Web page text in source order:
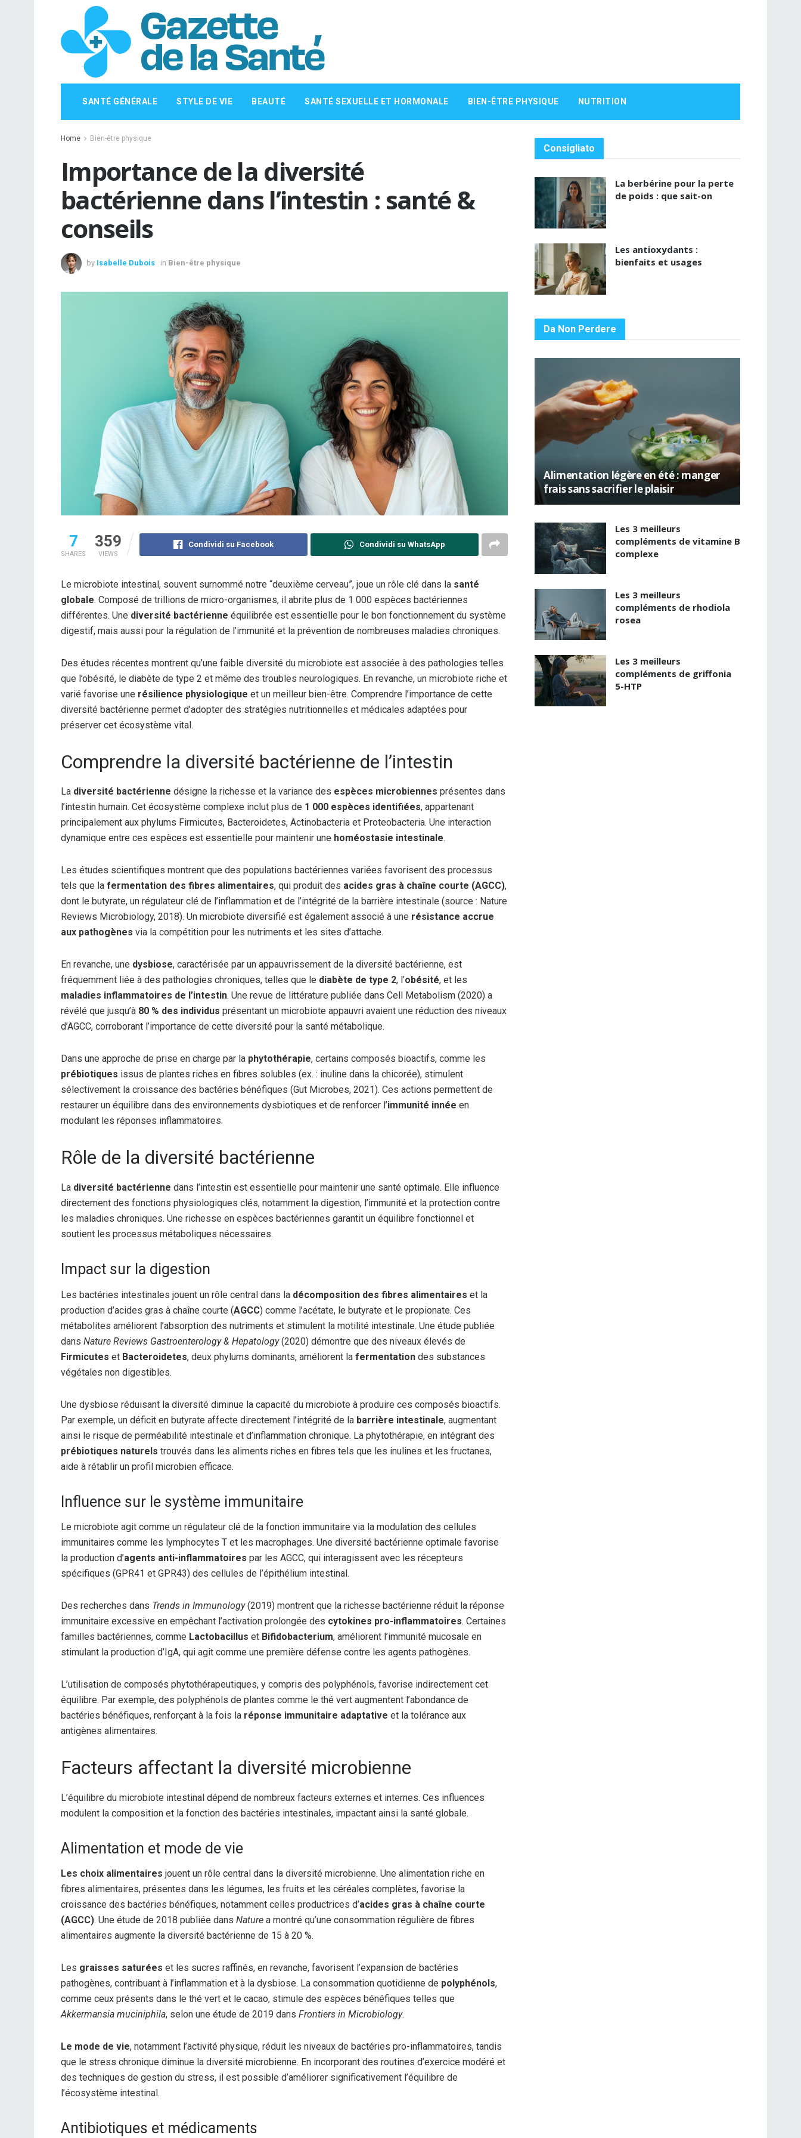
SANTÉ GÉNÉRALE STYLE DE VIE BEAUTÉ SANTÉ SEXUELLE ET HORMONALE BIEN-ÊTRE PHYSIQUE NUTRITION
Home Bien-être physique
Importance de la diversité
bactérienne dans l’intestin : santé &
conseils
by Isabelle Dubois in Bien-être physique
7
SHARES
359
VIEWS
Condividi su Facebook Condividi su WhatsApp
Le microbiote intestinal, souvent surnommé notre “deuxième cerveau”, joue un rôle clé dans la santé
globale. Composé de trillions de micro-organismes, il abrite plus de 1 000 espèces bactériennes
différentes. Une diversité bactérienne équilibrée est essentielle pour le bon fonctionnement du système
digestif, mais aussi pour la régulation de l’immunité et la prévention de nombreuses maladies chroniques.
Des études récentes montrent qu’une faible diversité du microbiote est associée à des pathologies telles
que l’obésité, le diabète de type 2 et même des troubles neurologiques. En revanche, un microbiote riche et
varié favorise une résilience physiologique et un meilleur bien-être. Comprendre l’importance de cette
diversité bactérienne permet d’adopter des stratégies nutritionnelles et médicales adaptées pour
préserver cet écosystème vital.
Comprendre la diversité bactérienne de l’intestin
La diversité bactérienne désigne la richesse et la variance des espèces microbiennes présentes dans
l’intestin humain. Cet écosystème complexe inclut plus de 1 000 espèces identifiées, appartenant
principalement aux phylums Firmicutes, Bacteroidetes, Actinobacteria et Proteobacteria. Une interaction
dynamique entre ces espèces est essentielle pour maintenir une homéostasie intestinale.
Les études scientifiques montrent que des populations bactériennes variées favorisent des processus
tels que la fermentation des fibres alimentaires, qui produit des acides gras à chaîne courte (AGCC),
dont le butyrate, un régulateur clé de l’inflammation et de l’intégrité de la barrière intestinale (source : Nature
Reviews Microbiology, 2018). Un microbiote diversifié est également associé à une résistance accrue
aux pathogènes via la compétition pour les nutriments et les sites d’attache.
En revanche, une dysbiose, caractérisée par un appauvrissement de la diversité bactérienne, est
fréquemment liée à des pathologies chroniques, telles que le diabète de type 2, l’obésité, et les
maladies inflammatoires de l’intestin. Une revue de littérature publiée dans Cell Metabolism (2020) a
révélé que jusqu’à 80 % des individus présentant un microbiote appauvri avaient une réduction des niveaux
d’AGCC, corroborant l’importance de cette diversité pour la santé métabolique.
Dans une approche de prise en charge par la phytothérapie, certains composés bioactifs, comme les
prébiotiques issus de plantes riches en fibres solubles (ex. : inuline dans la chicorée), stimulent
sélectivement la croissance des bactéries bénéfiques (Gut Microbes, 2021). Ces actions permettent de
restaurer un équilibre dans des environnements dysbiotiques et de renforcer l’immunité innée en
modulant les réponses inflammatoires.
Rôle de la diversité bactérienne
La diversité bactérienne dans l’intestin est essentielle pour maintenir une santé optimale. Elle influence
directement des fonctions physiologiques clés, notamment la digestion, l’immunité et la protection contre
les maladies chroniques. Une richesse en espèces bactériennes garantit un équilibre fonctionnel et
soutient les processus métaboliques nécessaires.
Impact sur la digestion
Les bactéries intestinales jouent un rôle central dans la décomposition des fibres alimentaires et la
production d’acides gras à chaîne courte (AGCC) comme l’acétate, le butyrate et le propionate. Ces
métabolites améliorent l’absorption des nutriments et stimulent la motilité intestinale. Une étude publiée
dans Nature Reviews Gastroenterology & Hepatology(2020) démontre que des niveaux élevés de
Firmicutes et Bacteroidetes, deux phylums dominants, améliorent la fermentation des substances
végétales non digestibles.
Une dysbiose réduisant la diversité diminue la capacité du microbiote à produire ces composés bioactifs.
Par exemple, un déficit en butyrate affecte directement l’intégrité de la barrière intestinale, augmentant
ainsi le risque de perméabilité intestinale et d’inflammation chronique. La phytothérapie, en intégrant des
prébiotiques naturels trouvés dans les aliments riches en fibres tels que les inulines et les fructanes,
aide à rétablir un profil microbien efficace.
Influence sur le système immunitaire
Le microbiote agit comme un régulateur clé de la fonction immunitaire via la modulation des cellules
immunitaires comme les lymphocytes T et les macrophages. Une diversité bactérienne optimale favorise
la production d’agents anti-inflammatoires par les AGCC, qui interagissent avec les récepteurs
spécifiques (GPR41 et GPR43) des cellules de l’épithélium intestinal.
Des recherches dans Trends in Immunology(2019) montrent que la richesse bactérienne réduit la réponse
immunitaire excessive en empêchant l’activation prolongée des cytokines pro-inflammatoires. Certaines
familles bactériennes, comme Lactobacillus et Bifidobacterium, améliorent l’immunité mucosale en
stimulant la production d’IgA, qui agit comme une première défense contre les agents pathogènes.
L’utilisation de composés phytothérapeutiques, y compris des polyphénols, favorise indirectement cet
équilibre. Par exemple, des polyphénols de plantes comme le thé vert augmentent l’abondance de
bactéries bénéfiques, renforçant à la fois la réponse immunitaire adaptative et la tolérance aux
antigènes alimentaires.
Facteurs affectant la diversité microbienne
L’équilibre du microbiote intestinal dépend de nombreux facteurs externes et internes. Ces influences
modulent la composition et la fonction des bactéries intestinales, impactant ainsi la santé globale.
Alimentation et mode de vie
Les choix alimentaires jouent un rôle central dans la diversité microbienne. Une alimentation riche en
fibres alimentaires, présentes dans les légumes, les fruits et les céréales complètes, favorise la
croissance des bactéries bénéfiques, notamment celles productrices d’acides gras à chaîne courte
(AGCC). Une étude de 2018 publiée dans Nature a montré qu’une consommation régulière de fibres
alimentaires augmente la diversité bactérienne de 15 à 20 %.
Les graisses saturées et les sucres raffinés, en revanche, favorisent l’expansion de bactéries
pathogènes, contribuant à l’inflammation et à la dysbiose. La consommation quotidienne de polyphénols,
comme ceux présents dans le thé vert et le cacao, stimule des espèces bénéfiques telles que
Akkermansia muciniphila, selon une étude de 2019 dans Frontiers in Microbiology.
Le mode de vie, notamment l’activité physique, réduit les niveaux de bactéries pro-inflammatoires, tandis
que le stress chronique diminue la diversité microbienne. En incorporant des routines d’exercice modéré et
des techniques de gestion du stress, il est possible d’améliorer significativement l’équilibre de
l’écosystème intestinal.
Antibiotiques et médicaments
Consigliato
La berbérine pour la perte
de poids : que sait-on
Les antioxydants :
bienfaits et usages
Da Non Perdere
Alimentation légère en été : manger
frais sans sacrifier le plaisir
Les 3 meilleurs
compléments de vitamine B
complexe
Les 3 meilleurs
compléments de rhodiola
rosea
Les 3 meilleurs
compléments de griffonia
5-HTP